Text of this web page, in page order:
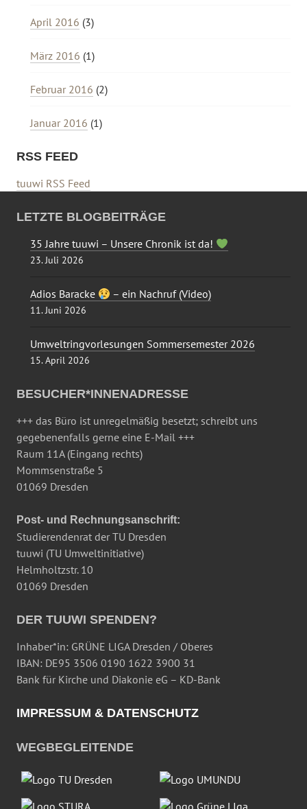
April 2016 (3)
März 2016 (1)
Februar 2016 (2)
Januar 2016 (1)
RSS FEED
tuuwi RSS Feed
LETZTE BLOGBEITRÄGE
35 Jahre tuuwi – Unsere Chronik ist da!
23. Juli 2026
Adios Baracke – ein Nachruf (Video)
11. Juni 2026
Umweltringvorlesungen Sommersemester 2026
15. April 2026
BESUCHER*INNENADRESSE
+++ das Büro ist unregelmäßig besetzt; schreibt uns
gegebenenfalls gerne eine E-Mail +++
Raum 11A (Eingang rechts)
Mommsenstraße 5
01069 Dresden
Post- und Rechnungsanschrift:
Studierendenrat der TU Dresden
tuuwi (TU Umweltinitiative)
Helmholtzstr. 10
01069 Dresden
DER TUUWI SPENDEN?
Inhaber*in: GRÜNE LIGA Dresden / Oberes
IBAN: DE95 3506 0190 1622 3900 31
Bank für Kirche und Diakonie eG – KD-Bank
IMPRESSUM & DATENSCHUTZ
WEGBEGLEITENDE